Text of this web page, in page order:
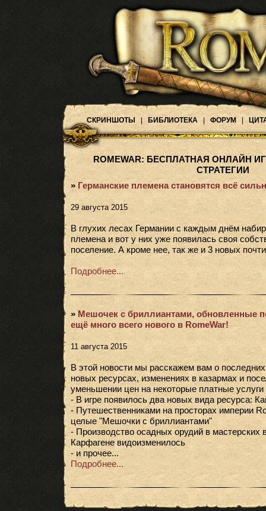
СКРИНШОТЫ БИБЛИОТЕКА ФОРУМ
ROMEWAR: БЕСПЛАТНАЯ ОНЛАЙН
СТРАТЕГИИ
» Германские племена становятся всё
29 августа 2015
В глухих лесах Германии с каждым днём
племена и вот у них уже появилась своя
поселение. А кроме нее, так же и 3 новых
Подробнее...
» Мешочек с бриллиантами, обновленные
ещё много всего нового в RomeWar!
11 августа 2015
В этой новости мы расскажем вам о
новых ресурсах, изменениях в казармах и
уменьшении цен на некоторые платные услуги
- В игре появилось два новых вида ресурса:
- Путешественниками на просторах империи
целые "Мешочки с бриллиантами"
- Производство осадных орудий в мастерских
Карфагене видоизменилось
- и прочее...
Подробнее...